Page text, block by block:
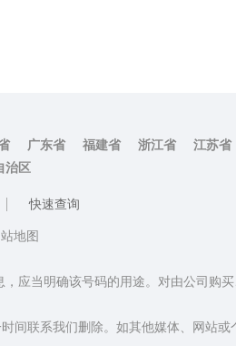
广东省 福建省 浙江省 江苏省
治区
快速查询
地图
应当明确该号码的用途。对由公司购
间联系我们删除。如其他媒体、网站或